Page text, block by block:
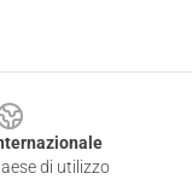
di utilizzo